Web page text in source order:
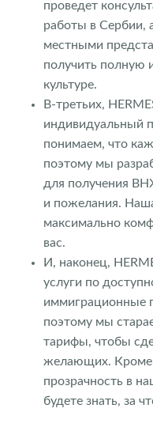
проведет
работы в Сербии,
местными
получить полную
культуре.
В-третьих,
индивидуальный
понимаем, что
поэтому мы
для получения
и пожелания.
максимально
вас.
И, наконец,
услуги по
иммиграционные
поэтому мы
тарифы, чтобы
желающих. Кроме
прозрачность в
будете знать, за